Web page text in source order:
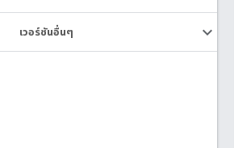
เวอร์ชันอื่นๆ